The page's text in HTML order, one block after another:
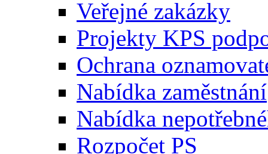
Veřejné zakázky
Projekty KPS
Ochrana
Nabídka zaměstnání
Nabídka
Rozpočet PS